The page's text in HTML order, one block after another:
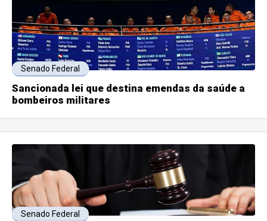
Senado Federal
Sancionada lei que destina emendas da saúde a
bombeiros militares
Senado Federal